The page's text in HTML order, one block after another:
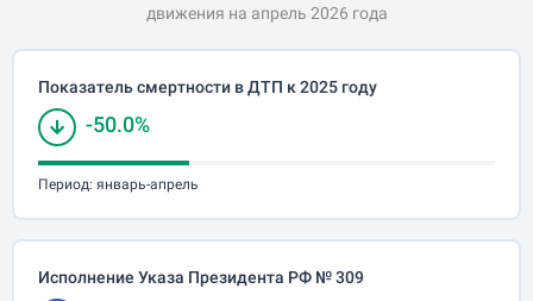
движения на апрель 2026 года
Показатель смертности в ДТП к 2025 году
-50.0%
Период: январь-апрель
Исполнение Указа Президента РФ № 309